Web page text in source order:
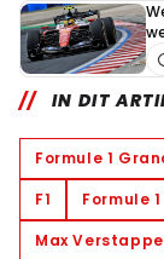
IN DIT
Formule 1
F1
Formule 1
Max